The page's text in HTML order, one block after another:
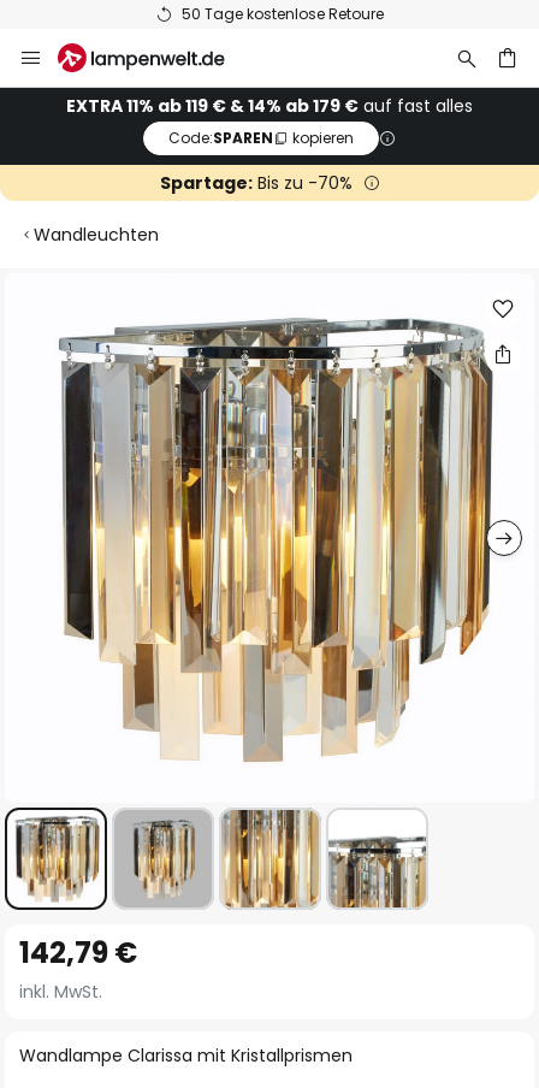
50 Tage kostenlose Retoure
Inhalt
springenEXTRA 11% ab 119 € & 14% ab 179 € auf fast alles
Code:SPAREN kopieren
Spartage:Bis zu -70%
Wandleuchten
Bildgalerie
Anfang
der
springen
Wandlampe Clarissa mit Kristallprismen
142,79 €
inkl. MwSt.